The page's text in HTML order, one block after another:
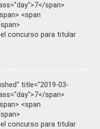
span>
<span
concurso para titular
title="2019-03-
span>
<span
concurso para titular